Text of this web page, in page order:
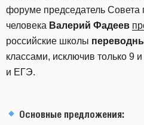
форуме председатель Совета
человека Валерий Фадеев
российские школы
классами, исключив только 9
и ЕГЭ.
Основные предложения: